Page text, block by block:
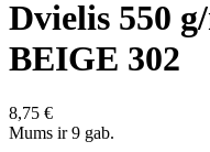
Dvielis 550
BEIGE 302
8,75 €
Mums ir 9 gab.